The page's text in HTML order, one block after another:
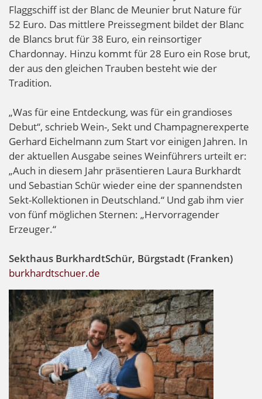
Flaggschiff ist der Blanc de Meunier brut Nature für
52 Euro. Das mittlere Preissegment bildet der Blanc
de Blancs brut für 38 Euro, ein reinsortiger
Chardonnay. Hinzu kommt für 28 Euro ein Rose brut,
der aus den gleichen Trauben besteht wie der
Tradition.
„Was für eine Entdeckung, was für ein grandioses
Debut“, schrieb Wein-, Sekt und Champagnerexperte
Gerhard Eichelmann zum Start vor einigen Jahren. In
der aktuellen Ausgabe seines Weinführers urteilt er:
„Auch in diesem Jahr präsentieren Laura Burkhardt
und Sebastian Schür wieder eine der spannendsten
Sekt-Kollektionen in Deutschland.“ Und gab ihm vier
von fünf möglichen Sternen: „Hervorragender
Erzeuger.“
Sekthaus BurkhardtSchür, Bürgstadt (Franken)
burkhardtschuer.de